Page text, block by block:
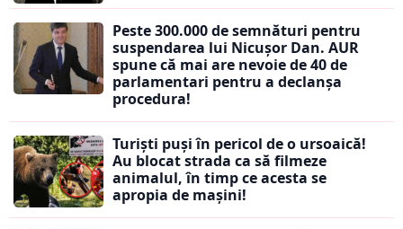
Peste 300.000 de semnături pentru
suspendarea lui Nicușor Dan. AUR
spune că mai are nevoie de 40 de
parlamentari pentru a declanșa
procedura!
Turiști puși în pericol de o ursoaică!
Au blocat strada ca să filmeze
animalul, în timp ce acesta se
apropia de mașini!